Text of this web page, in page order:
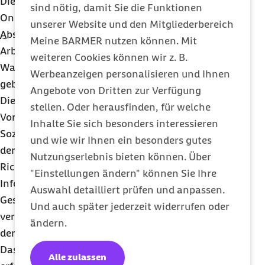
sind nötig, damit Sie die Funktionen
unserer Website und den Mitgliederbereich
Meine BARMER nutzen können. Mit
weiteren Cookies können wir z. B.
Werbeanzeigen personalisieren und Ihnen
Angebote von Dritten zur Verfügung
stellen. Oder herausfinden, für welche
Inhalte Sie sich besonders interessieren
und wie wir Ihnen ein besonders gutes
Nutzungserlebnis bieten können. Über
"Einstellungen ändern" können Sie Ihre
Auswahl detailliert prüfen und anpassen.
Und auch später jederzeit widerrufen oder
ändern.
Alle zulassen
Online
-Wahl vorbereiten und durchführen (
194a
Abs.
2 Satz 1 SGBV ). Hierfür wurde die
Arbeitsgemeinschaft “
ARGE -Modellprojekt
Wahlen 2023” der teilnehmenden Krankenkassen
gebildet.
Diese
ARGE
stellt die ordnungsgemäße
Vorbereitung und Umsetzung der Online
-
Sozialwahl 2023 entsprechend der Anforderungen
der Rechtsverordnung und der technischen
Richtlinie des Bundesamtes für Sicherheit in der
Informationstechnik sicher. In der
ARGE
Geschäftsführung sind alle teilnehmenden Kassen
vertreten und treffen Entscheidungen im Namen
der teilnehmenden Kassen.
Das zur Durchführung der